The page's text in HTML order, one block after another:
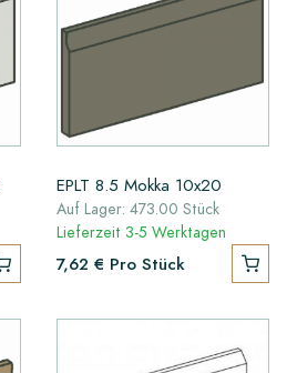
EPLT 8.5 Mokka 10x20
Auf Lager: 473.00 Stück
Lieferzeit 3-5 Werktagen
7,62 € Pro Stück